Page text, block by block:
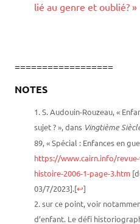
lié au genre et oublié? »
==================
NOTES
S. Audouin-Rouzeau, «
sujet ? », dans Vingtième
89, « Spécial : Enfances en
https://www.cairn.info/
histoire-2006-1-page-3.htm
03/7/2023].[↩]
sur ce point, voir
d’enfant. Le défi